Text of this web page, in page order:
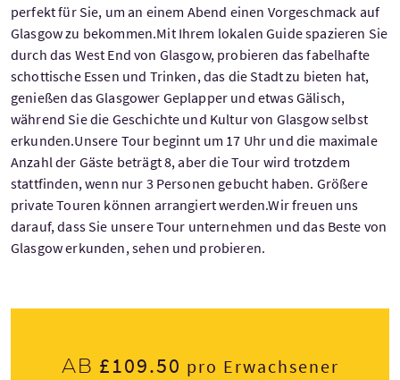
perfekt für Sie, um an einem Abend einen Vorgeschmack auf
Glasgow zu bekommen.Mit Ihrem lokalen Guide spazieren Sie
durch das West End von Glasgow, probieren das fabelhafte
schottische Essen und Trinken, das die Stadt zu bieten hat,
genießen das Glasgower Geplapper und etwas Gälisch,
während Sie die Geschichte und Kultur von Glasgow selbst
erkunden.Unsere Tour beginnt um 17 Uhr und die maximale
Anzahl der Gäste beträgt 8, aber die Tour wird trotzdem
stattfinden, wenn nur 3 Personen gebucht haben. Größere
private Touren können arrangiert werden.Wir freuen uns
darauf, dass Sie unsere Tour unternehmen und das Beste von
Glasgow erkunden, sehen und probieren.
Ab £109.50 pro Erwachsener